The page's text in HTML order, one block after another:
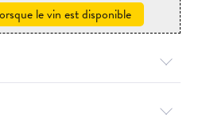
le vin est disponible